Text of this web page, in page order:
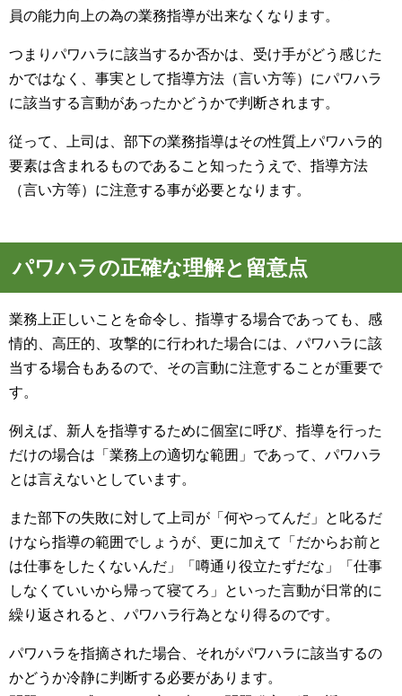
員の能力向上の為の業務指導が出来なくなります。
つまりパワハラに該当するか否かは、受け手がどう感じた
かではなく、事実として指導方法（言い方等）にパワハラ
に該当する言動があったかどうかで判断されます。
従って、上司は、部下の業務指導はその性質上パワハラ的
要素は含まれるものであること知ったうえで、指導方法
（言い方等）に注意する事が必要となります。
パワハラの正確な理解と留意点
業務上正しいことを命令し、指導する場合であっても、感
情的、高圧的、攻撃的に行われた場合には、パワハラに該
当する場合もあるので、その言動に注意することが重要で
す。
例えば、新人を指導するために個室に呼び、指導を行った
だけの場合は「業務上の適切な範囲」であって、パワハラ
とは言えないとしています。
また部下の失敗に対して上司が「何やってんだ」と叱るだ
けなら指導の範囲でしょうが、更に加えて「だからお前と
は仕事をしたくないんだ」「噂通り役立たずだな」「仕事
しなくていいから帰って寝てろ」といった言動が日常的に
繰り返されると、パワハラ行為となり得るのです。
パワハラを指摘された場合、それがパワハラに該当するの
かどうか冷静に判断する必要があります。